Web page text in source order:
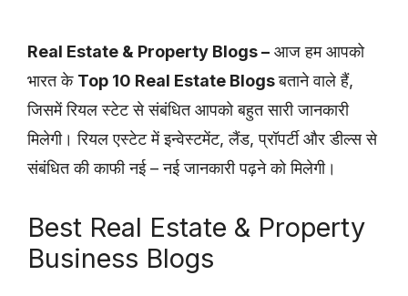
Real Estate & Property Blogs – आज हम आपको
भारत के Top 10 Real Estate Blogsबताने वाले हैं,
जिसमें रियल स्टेट से संबंधित आपको बहुत सारी जानकारी
मिलेगी। रियल एस्टेट में इन्वेस्टमेंट, लैंड, प्रॉपर्टी और डील्स से
संबंधित की काफी नई – नई जानकारी पढ़ने को मिलेगी।
Best Real Estate & Property
Business Blogs